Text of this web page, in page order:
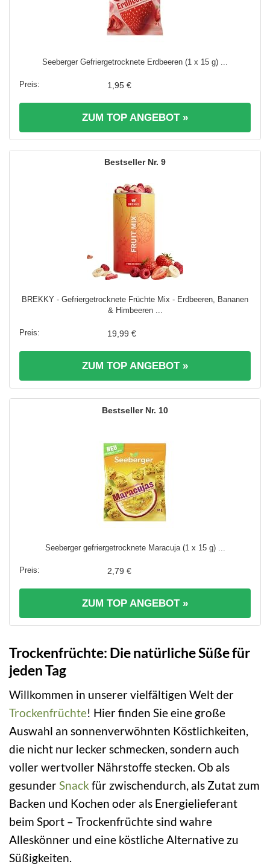
Seeberger Gefriergetrocknete Erdbeeren (1 x 15 g) ...
1,95 €
ZUM TOP ANGEBOT »
9
BREKKY - Gefriergetrocknete Früchte Mix - Erdbeeren, Bananen
& Himbeeren ...
19,99 €
ZUM TOP ANGEBOT »
10
Seeberger gefriergetrocknete Maracuja (1 x 15 g) ...
2,79 €
ZUM TOP ANGEBOT »
Trockenfrüchte: Die natürliche Süße für
jeden Tag
Willkommen in unserer vielfältigen Welt der
Trockenfrüchte! Hier finden Sie eine große
Auswahl an sonnenverwöhnten Köstlichkeiten,
die nicht nur lecker schmecken, sondern auch
voller wertvoller Nährstoffe stecken. Ob als
gesunderSnack für zwischendurch, als Zutat zum
Backen und Kochen oder als Energielieferant
beim Sport – Trockenfrüchte sind wahre
Alleskönner und eine köstliche Alternative zu
Süßigkeiten.